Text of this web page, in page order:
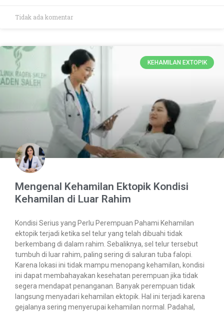
Tidak ada komentar
KEHAMILAN EXTOPIK
Mengenal Kehamilan Ektopik Kondisi
Kehamilan di Luar Rahim
Kondisi Serius yang Perlu Perempuan Pahami Kehamilan
ektopik terjadi ketika sel telur yang telah dibuahi tidak
berkembang di dalam rahim. Sebaliknya, sel telur tersebut
tumbuh di luar rahim, paling sering di saluran tuba falopi.
Karena lokasi ini tidak mampu menopang kehamilan, kondisi
ini dapat membahayakan kesehatan perempuan jika tidak
segera mendapat penanganan. Banyak perempuan tidak
langsung menyadari kehamilan ektopik. Hal ini terjadi karena
gejalanya sering menyerupai kehamilan normal. Padahal,